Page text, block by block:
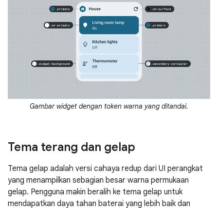
Gambar widget dengan token warna yang ditandai.
Tema terang dan gelap
Tema gelap adalah versi cahaya redup dari UI perangkat
yang menampilkan sebagian besar warna permukaan
gelap. Pengguna makin beralih ke tema gelap untuk
mendapatkan daya tahan baterai yang lebih baik dan